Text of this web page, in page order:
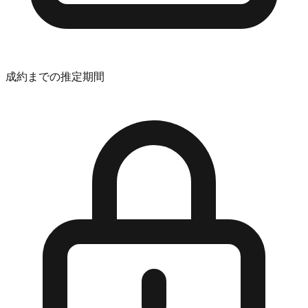
成約までの推定期間